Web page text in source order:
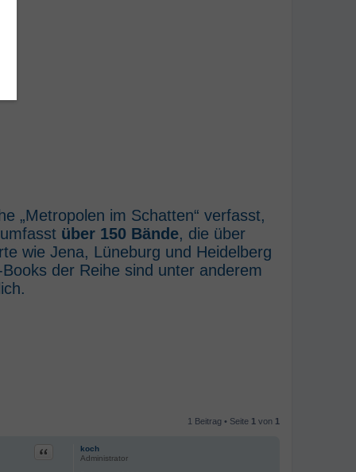
„Metropolen im Schatten“ verfasst,
über 150 Bände, die über
wie Jena, Lüneburg und Heidelberg
der Reihe sind unter anderem
1 Beitrag • Seite 1 von 1
koch
Administrator
Zitat